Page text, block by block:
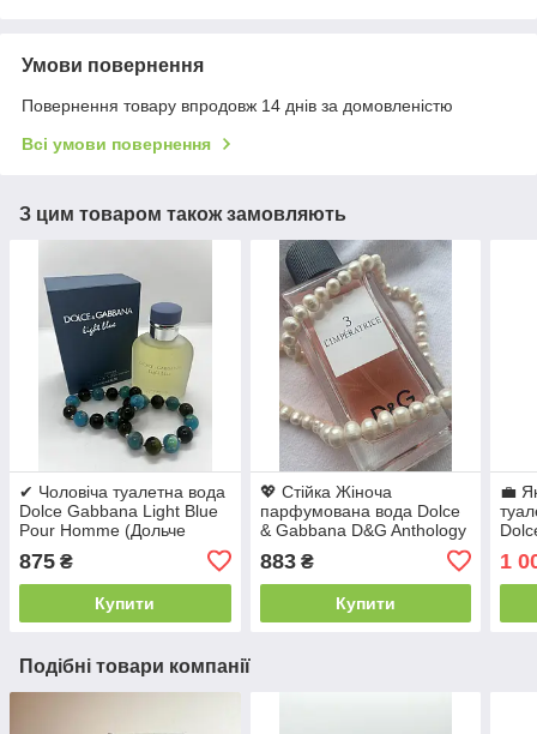
Умови повернення
Повернення товару впродовж 14 днів за домовленістю
Всі умови повернення
З цим товаром також замовляють
✔ Чоловіча туалетна вода
Dolce Gabbana Light Blue
Pour Homme (Дольче
Хом) 100 мл. Стійкий
свіжий аромат
875 ₴
Купити
💖 Стійка Жіноча
парфумована вода Dolce
& Gabbana D&G Anthology
Габбана 3 Імператриця)
100 мл
883₴
Купити
💼
Зе
1
Подібні товари компанії